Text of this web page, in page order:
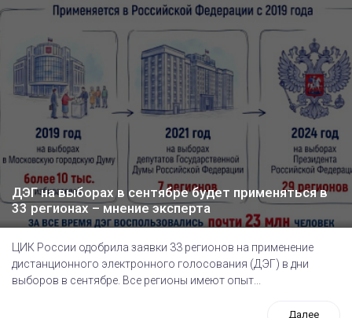
ДЭГ на выборах в сентябре будет применяться в
33 регионах – мнение эксперта
ЦИК России одобрила заявки 33 регионов на применение
дистанционного электронного голосования (ДЭГ) в дни
выборов в сентябре. Все регионы имеют опыт...
Далее